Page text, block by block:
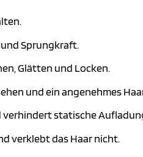
Sprungkraft.
Glätten und Locken.
und ein angenehmes
statische
verklebt das Haar nicht.